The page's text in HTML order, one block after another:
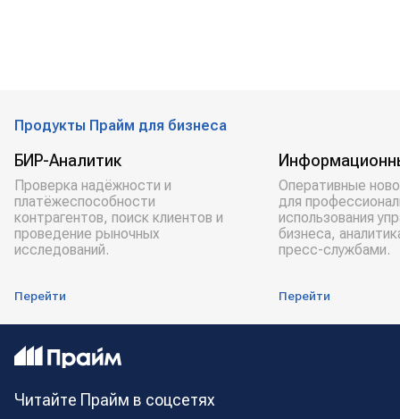
Продукты Прайм для бизнеса
БИР-Аналитик
Проверка надёжности и
платёжеспособности
контрагентов, поиск клиентов и
проведение рыночных
исследований.
Перейти
Оперативные
для
использования
бизнеса,
пресс-службами.
Перейти
Читайте Прайм в соцсетях